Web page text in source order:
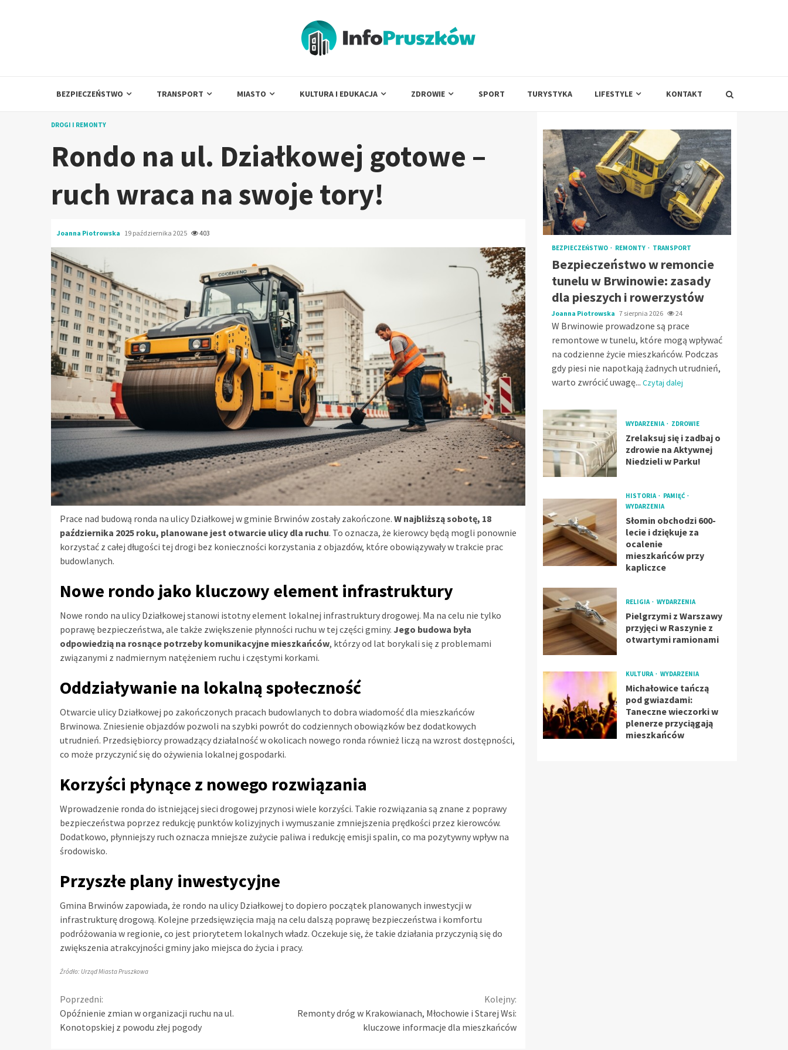
BEZPIECZEŃSTWO TRANSPORT MIASTO KULTURA I EDUKACJA ZDROWIE SPORT TURYSTYKA LIFESTYLE KONTAKT
DROGI I REMONTY
Rondo na ul. Działkowej gotowe –
ruch wraca na swoje tory!
Joanna Piotrowska 19 października 2025 403
Prace nad budową ronda na ulicy Działkowej w gminie Brwinów zostały zakończone. W najbliższą sobotę, 18
października 2025 roku, planowane jest otwarcie ulicy dla ruchu. To oznacza, że kierowcy będą mogli ponownie
korzystać z całej długości tej drogi bez konieczności korzystania z objazdów, które obowiązywały w trakcie prac
budowlanych.
Nowe rondo jako kluczowy element infrastruktury
Nowe rondo na ulicy Działkowej stanowi istotny element lokalnej infrastruktury drogowej. Ma na celu nie tylko
poprawę bezpieczeństwa, ale także zwiększenie płynności ruchu w tej części gminy. Jego budowa była
odpowiedzią na rosnące potrzeby komunikacyjne mieszkańców, którzy od lat borykali się z problemami
związanymi z nadmiernym natężeniem ruchu i częstymi korkami.
Oddziaływanie na lokalną społeczność
Otwarcie ulicy Działkowej po zakończonych pracach budowlanych to dobra wiadomość dla mieszkańców
Brwinowa. Zniesienie objazdów pozwoli na szybki powrót do codziennych obowiązków bez dodatkowych
utrudnień. Przedsiębiorcy prowadzący działalność w okolicach nowego ronda również liczą na wzrost dostępności,
co może przyczynić się do ożywienia lokalnej gospodarki.
Korzyści płynące z nowego rozwiązania
Wprowadzenie ronda do istniejącej sieci drogowej przynosi wiele korzyści. Takie rozwiązania są znane z poprawy
bezpieczeństwa poprzez redukcję punktów kolizyjnych i wymuszanie zmniejszenia prędkości przez kierowców.
Dodatkowo, płynniejszy ruch oznacza mniejsze zużycie paliwa i redukcję emisji spalin, co ma pozytywny wpływ na
środowisko.
Przyszłe plany inwestycyjne
Gmina Brwinów zapowiada, że rondo na ulicy Działkowej to dopiero początek planowanych inwestycji w
infrastrukturę drogową. Kolejne przedsięwzięcia mają na celu dalszą poprawę bezpieczeństwa i komfortu
podróżowania w regionie, co jest priorytetem lokalnych władz. Oczekuje się, że takie działania przyczynią się do
zwiększenia atrakcyjności gminy jako miejsca do życia i pracy.
Źródło: Urząd Miasta Pruszkowa
Continue
Reading
Poprzedni:
Opóźnienie zmian w organizacji ruchu na ul.
Konotopskiej z powodu złej pogody
Kolejny:
Remonty dróg w Krakowianach, Młochowie i Starej Wsi:
kluczowe informacje dla mieszkańców
BEZPIECZEŃSTWO REMONTY TRANSPORT
Bezpieczeństwo w remoncie
tunelu w Brwinowie: zasady
dla pieszych i rowerzystów
Joanna Piotrowska 7 sierpnia 2026 24
W Brwinowie prowadzone są prace
remontowe w tunelu, które mogą wpływać
na codzienne życie mieszkańców. Podczas
gdy piesi nie napotkają żadnych utrudnień,
warto zwrócić uwagę... Czytaj dalej
WYDARZENIA ZDROWIE
Zrelaksuj się i zadbaj o
zdrowie na Aktywnej
Niedzieli w Parku!
HISTORIA
PAMIĘĆ
WYDARZENIA
Słomin obchodzi 600-
lecie i dziękuje za
ocalenie
mieszkańców przy
kapliczce
RELIGIA WYDARZENIA
Pielgrzymi z Warszawy
przyjęci w Raszynie z
otwartymi ramionami
KULTURA WYDARZENIA
Michałowice tańczą
pod gwiazdami:
Taneczne wieczorki w
plenerze przyciągają
mieszkańców